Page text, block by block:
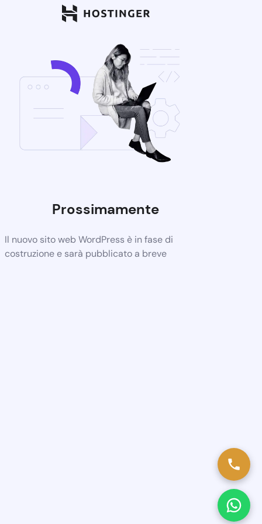
Prossimamente
Il nuovo sito web WordPress è in fase di
costruzione e sarà pubblicato a breve